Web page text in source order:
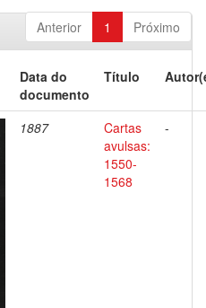
Anterior 1 Próximo
Data do
documento
Título
1887
Cartas
avulsas:
1550-
1568
-